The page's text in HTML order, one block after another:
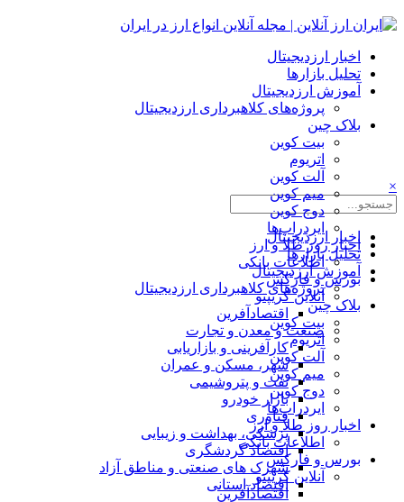
اخبار ارزدیجیتال
تحلیل بازارها
آموزش ارزدیجیتال
پروژه‌های کلاهبرداری ارزدیجیتال
بلاک چین
بیت کوین
اتریوم
آلت کوین
میم کوین‌
دوج کوین
ایردراپ‌ها
اخبار روز طلا و ارز
اطلاعات بانکی
بورس و فارکس
آنلاین کریپتو
اقتصادآفرین
صنعت و معدن و تجارت
کارآفرینی و بازاریابی
شهر، مسکن و عمران
نفت و پتروشیمی
بازار خودرو
فناوری
پزشکی، بهداشت و زیبایی
اقتصاد گردشگری
شهرک های صنعتی و مناطق آزاد
اقتصاد استانی
×
اخبار ارزدیجیتال
تحلیل بازارها
آموزش ارزدیجیتال
پروژه‌های کلاهبرداری ارزدیجیتال
بلاک چین
بیت کوین
اتریوم
آلت کوین
میم کوین‌
دوج کوین
ایردراپ‌ها
اخبار روز طلا و ارز
اطلاعات بانکی
بورس و فارکس
آنلاین کریپتو
اقتصادآفرین